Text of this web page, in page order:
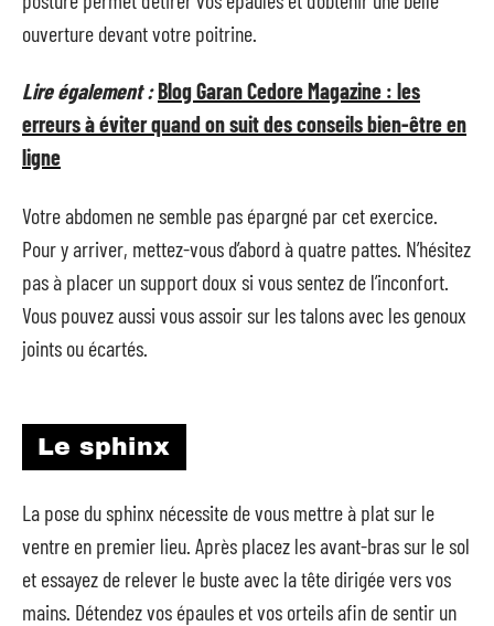
ouverture devant votre poitrine.
Lire également :Blog Garan Cedore Magazine : les
erreurs à éviter quand on suit des conseils bien-être en
ligne
Votre abdomen ne semble pas épargné par cet exercice.
Pour y arriver, mettez-vous d’abord à quatre pattes. N’hésitez
pas à placer un support doux si vous sentez de l’inconfort.
Vous pouvez aussi vous assoir sur les talons avec les genoux
joints ou écartés.
Le sphinx
La pose du sphinx nécessite de vous mettre à plat sur le
ventre en premier lieu. Après placez les avant-bras sur le sol
et essayez de relever le buste avec la tête dirigée vers vos
mains. Détendez vos épaules et vos orteils afin de sentir un